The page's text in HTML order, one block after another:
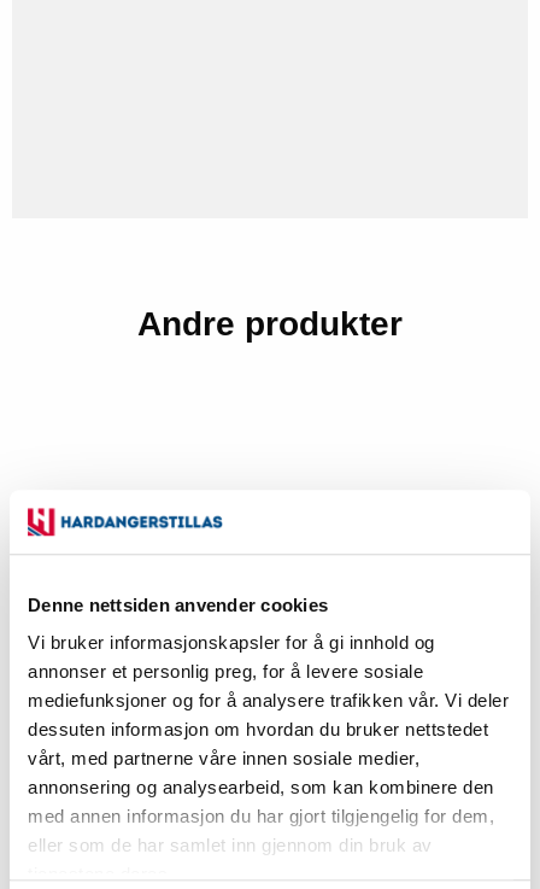
Denne nettsiden anvender cookies
Vi bruker informasjonskapsler for å gi innhold og
annonser et personlig preg, for å levere sosiale
mediefunksjoner og for å analysere trafikken vår. Vi deler
dessuten informasjon om hvordan du bruker nettstedet
vårt, med partnerne våre innen sosiale medier,
annonsering og analysearbeid, som kan kombinere den
med annen informasjon du har gjort tilgjengelig for dem,
eller som de har samlet inn gjennom din bruk av
Andre produkter
Diagonal 3,6m
Vekt 8.3kg / Volum
Art.nr:
924
Eks. mva